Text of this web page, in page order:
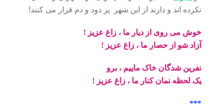
نکرده اند و دارند از این شهر پر دود و دم فرار می کنند!
خوش می روی از دیار ما ، زاغ عزیز !
آزاد شو از حصار ما ، زاغ عزیز !
نفرین شدگان خاک ماییم ، برو
یک لحظه نمان کنار ما ، زاغ عزیز !
***